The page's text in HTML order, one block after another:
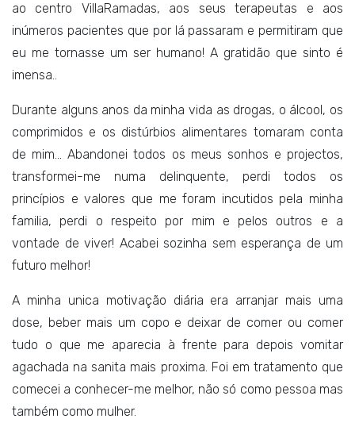
ao centro VillaRamadas, aos seus terapeutas e aos
inúmeros pacientes que por lá passaram e permitiram que
eu me tornasse um ser humano! A gratidão que sinto é
imensa..
Durante alguns anos da minha vida as drogas, o álcool, os
comprimidos e os distúrbios alimentares tomaram conta
de mim... Abandonei todos os meus sonhos e projectos,
transformei-me numa delinquente, perdi todos os
princípios e valores que me foram incutidos pela minha
familia, perdi o respeito por mim e pelos outros e a
vontade de viver! Acabei sozinha sem esperança de um
futuro melhor!
A minha unica motivação diária era arranjar mais uma
dose, beber mais um copo e deixar de comer ou comer
tudo o que me aparecia à frente para depois vomitar
agachada na sanita mais proxima. Foi em tratamento que
comecei a conhecer-me melhor, não só como pessoa mas
também como mulher.